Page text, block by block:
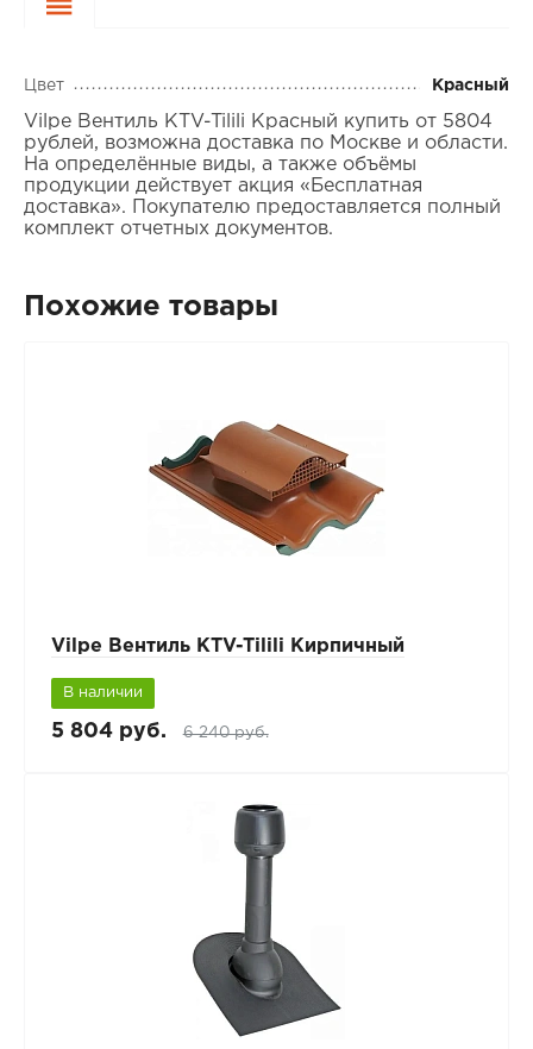
Цвет Красный
Vilpe Вентиль KTV-Tilili Красный купить от 5804
рублей, возможна доставка по Москве и области.
На определённые виды, а также объёмы
продукции действует акция «Бесплатная
доставка». Покупателю предоставляется полный
комплект отчетных документов.
Похожие товары
Vilpe Вентиль KTV-Tilili Кирпичный
В наличии
5 804 руб. 6 240 руб.